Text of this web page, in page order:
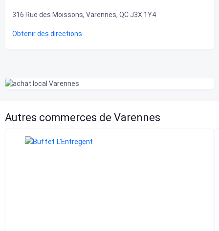
316 Rue des Moissons, Varennes, QC J3X 1Y4
Obtenir des directions
Autres commerces de Varennes